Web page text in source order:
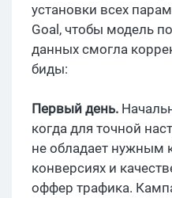
установки всех
Goal, чтобы модель
данных смогла
биды:
Первый день.
когда для точной
не обладает нужным
конверсиях и
оффер трафика.